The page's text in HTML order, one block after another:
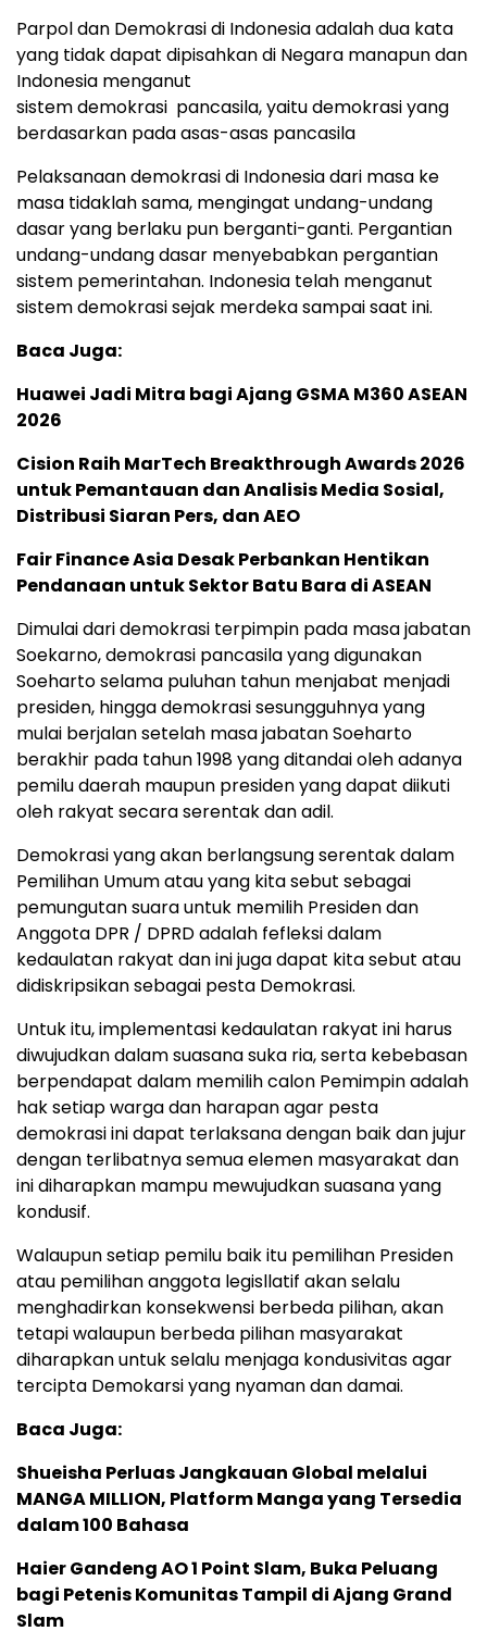
Parpol dan Demokrasi di Indonesia adalah dua kata
yang tidak dapat dipisahkan di Negara manapun dan
Indonesia menganut
sistem demokrasi pancasila, yaitu demokrasi yang
berdasarkan pada asas-asas pancasila
Pelaksanaan demokrasi di Indonesia dari masa ke
masa tidaklah sama, mengingat undang-undang
dasar yang berlaku pun berganti-ganti. Pergantian
undang-undang dasar menyebabkan pergantian
sistem pemerintahan. Indonesia telah menganut
sistem demokrasi sejak merdeka sampai saat ini.
Baca Juga:
Huawei Jadi Mitra bagi Ajang GSMA M360 ASEAN
2026
Cision Raih MarTech Breakthrough Awards 2026
untuk Pemantauan dan Analisis Media Sosial,
Distribusi Siaran Pers, dan AEO
Fair Finance Asia Desak Perbankan Hentikan
Pendanaan untuk Sektor Batu Bara di ASEAN
Dimulai dari demokrasi terpimpin pada masa jabatan
Soekarno, demokrasi pancasila yang digunakan
Soeharto selama puluhan tahun menjabat menjadi
presiden, hingga demokrasi sesungguhnya yang
mulai berjalan setelah masa jabatan Soeharto
berakhir pada tahun 1998 yang ditandai oleh adanya
pemilu daerah maupun presiden yang dapat diikuti
oleh rakyat secara serentak dan adil.
Demokrasi yang akan berlangsung serentak dalam
Pemilihan Umum atau yang kita sebut sebagai
pemungutan suara untuk memilih Presiden dan
Anggota DPR / DPRD adalah fefleksi dalam
kedaulatan rakyat dan ini juga dapat kita sebut atau
didiskripsikan sebagai pesta Demokrasi.
Untuk itu, implementasi kedaulatan rakyat ini harus
diwujudkan dalam suasana suka ria, serta kebebasan
berpendapat dalam memilih calon Pemimpin adalah
hak setiap warga dan harapan agar pesta
demokrasi ini dapat terlaksana dengan baik dan jujur
dengan terlibatnya semua elemen masyarakat dan
ini diharapkan mampu mewujudkan suasana yang
kondusif.
Walaupun setiap pemilu baik itu pemilihan Presiden
atau pemilihan anggota legisllatif akan selalu
menghadirkan konsekwensi berbeda pilihan, akan
tetapi walaupun berbeda pilihan masyarakat
diharapkan untuk selalu menjaga kondusivitas agar
tercipta Demokarsi yang nyaman dan damai.
Baca Juga:
Shueisha Perluas Jangkauan Global melalui
MANGA MILLION, Platform Manga yang Tersedia
dalam 100 Bahasa
Haier Gandeng AO 1 Point Slam, Buka Peluang
bagi Petenis Komunitas Tampil di Ajang Grand
Slam